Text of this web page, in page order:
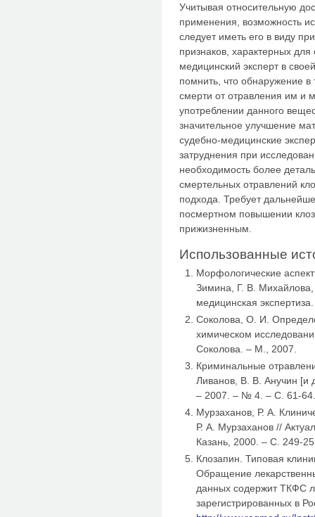
Учитывая относительную
применения, возможность
следует иметь его в виду
признаков, характерных
медицинский эксперт в
помнить, что обнаружение в
смерти от отравления им и
употреблении данного
значительное улучшение
судебно-медицинские
затруднения при
необходимость более
смертельных отравлений
подхода. Требует
посмертном повышении
прижизненным.
Использованные
Морфологические
Зимина, Г. В.
медицинская
Соколова, О. И.
химическом
Соколова. – М., 2007.
Криминальные
Ливанов, В. В. Анучин [и
– 2007. – № 4. – С. 61-
Мурзаханов, Р. А.
Р. А. Мурзаханов //
Казань, 2000. – С. 249-
Клозапин. Типовая
Обращение
данных содержит ТКФС
зарегистрированных в